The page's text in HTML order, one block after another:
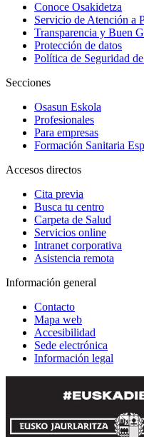
Conoce Osakidetza
Servicio de Atención a
Transparencia y Buen
Protección de datos
Política de Seguridad
Secciones
Osasun Eskola
Profesionales
Para empresas
Formación Sanitaria
Accesos directos
Cita previa
Busca tu centro
Carpeta de Salud
Servicios online
Intranet corporativa
Asistencia remota
Información general
Contacto
Mapa web
Accesibilidad
Sede electrónica
Información legal